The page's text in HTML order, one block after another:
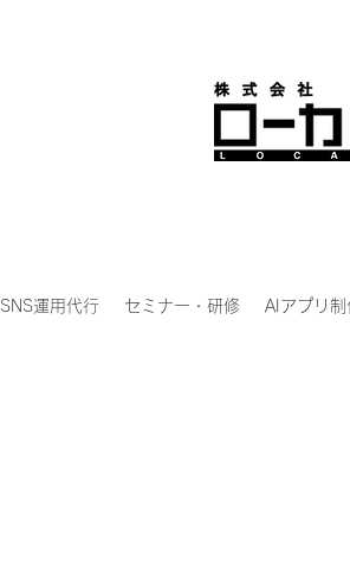
SNS運用代行 セミナー・研修 AIアプリ制